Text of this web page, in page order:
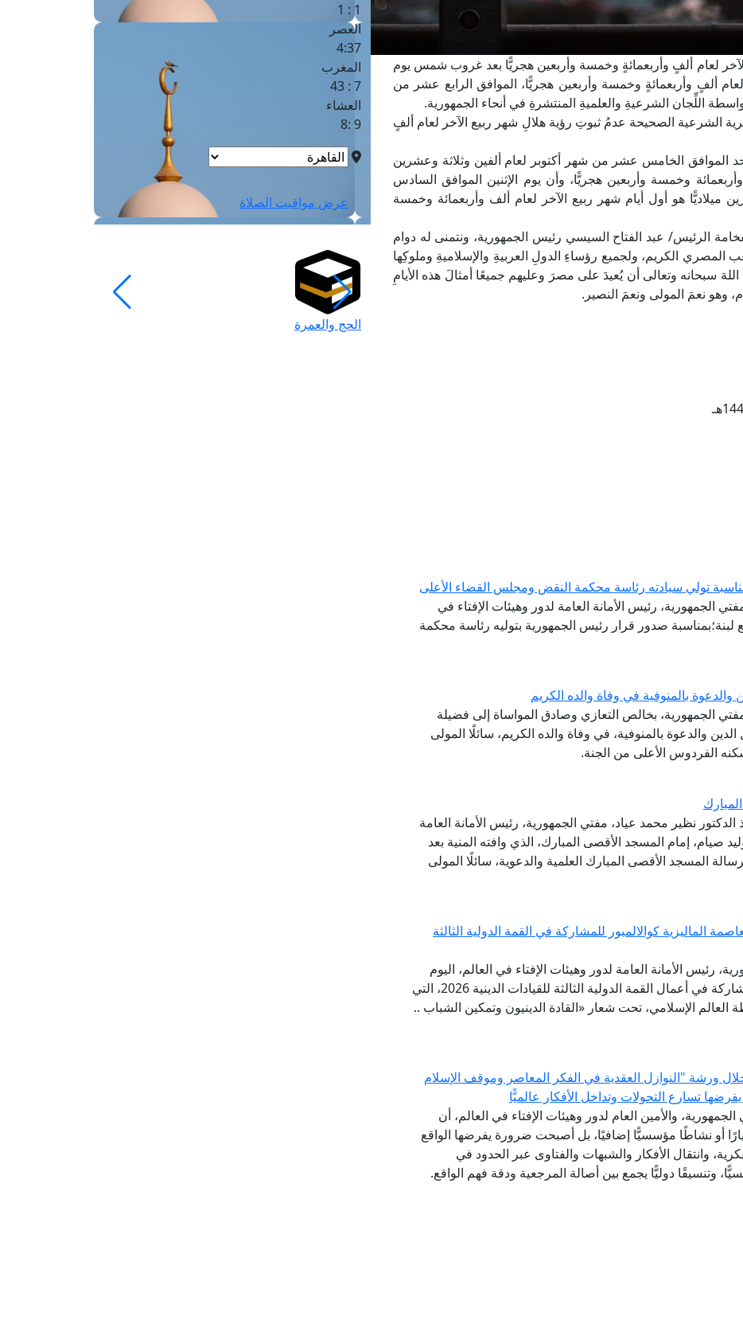
لعام ألفٍ وأربعمائةٍ وخمسة وأربعين هجريًّا بعد غروب شمس يوم
ألفٍ وأربعمائةٍ وخمسة وأربعين هجريًّا، الموافق الرابع عشر من
اللِّجان الشرعيةِ والعلميةِ المنتشرةِ في أنحاء الجمهورية.
الشرعية الصحيحة عدمُ ثبوتِ رؤية هلالِ شهر ربيع الآخر لعام ألفٍ
الموافق الخامس عشر من شهر أكتوبر لعام ألفين وثلاثة وعشرين
وخمسة وأربعين هجريًّا، وأن يوم الإثنين الموافق السادس
ميلاديًّا هو أول أيام شهر ربيع الآخر لعام ألف وأربعمائة وخمسة
الرئيس/ عبد الفتاح السيسي رئيس الجمهورية، ونتمنى له دوام
المصري الكريم، ولجميع رؤساءِ الدولِ العربيةِ والإسلاميةِ وملوكِها
سبحانه وتعالى أن يُعيدَ على مصرَ وعليهم جميعًا أمثالَ هذه الأيامِ
وهو نعمَ المولى ونعمَ النصير.
تولي سيادته رئاسة محكمة النقض ومجلس القضاء الأعلى
الجمهورية، رئيس الأمانة العامة لدور وهيئات الإفتاء في
لبنة؛بمناسبة صدور قرار رئيس الجمهورية بتوليه رئاسة محكمة
بالمنوفية في وفاة والده الكريم
الجمهورية، بخالص التعازي وصادق المواساة إلى فضيلة
والدعوة بالمنوفية، في وفاة والده الكريم، سائلًا المولى
الفردوس الأعلى من الجنة.
نظير محمد عياد، مفتي الجمهورية، رئيس الأمانة العامة
صيام، إمام المسجد الأقصى المبارك، الذي وافته المنية بعد
المسجد الأقصى المبارك العلمية والدعوية، سائلًا المولى
الماليزية كوالالمبور للمشاركة في القمة الدولية الثالثة
رئيس الأمانة العامة لدور وهيئات الإفتاء في العالم، اليوم
الخميس إلى العاصمة الماليزية كوالالمبور؛ للمشاركة في أعمال القمة الدولية الثالثة للقيادات الدينية 2026، التي
العالم الإسلامي، تحت شعار «القادة الدينيون وتمكين الشباب ..
خلال ورشة "النوازل العقدية في الفكر المعاصر وموقف الإسلام
تسارع التحولات وتداخل الأفكار عالميًّا
والأمين العام لدور وهيئات الإفتاء في العالم، أن
أو نشاطًا مؤسسيًّا إضافيًا، بل أصبحت ضرورة يفرضها الواقع
وانتقال الأفكار والشبهات والفتاوى عبر الحدود في
وتنسيقًا دوليًّا يجمع بين أصالة المرجعية ودقة فهم الواقع.
1 : 1
العصر
4:37
المغرب
7 : 43
العشاء
9 :8
عرض مواقيت الصلاة
الحج والعمرة